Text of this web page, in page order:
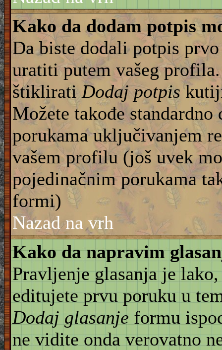
Kako da dodam potpis
Da biste dodali potpis
uratiti putem vašeg
štiklirati Dodaj potpis
Možete takođe
porukama uključivanjem
vašem profilu (još uvek
pojedinačnim porukama
formi)
Nazad na vrh
Kako da napravim
Pravljenje glasanja je
editujete prvu poruku u
Dodaj glasanjeformu
ne vidite onda verovatno